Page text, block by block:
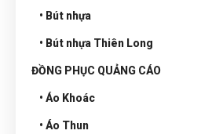
• Bút nhựa
• Bút nhựa Thiên Long
ĐỒNG PHỤC QUẢNG CÁO
• Áo Khoác
• Áo Thun